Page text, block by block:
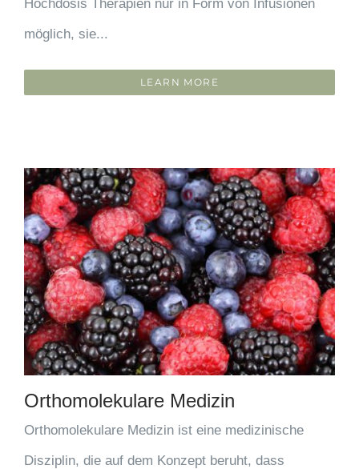
Hochdosis Therapien nur in Form von Infusionen
möglich, sie...
LEARN MORE
Orthomolekulare Medizin
Orthomolekulare Medizin ist eine medizinische
Disziplin, die auf dem Konzept beruht, dass